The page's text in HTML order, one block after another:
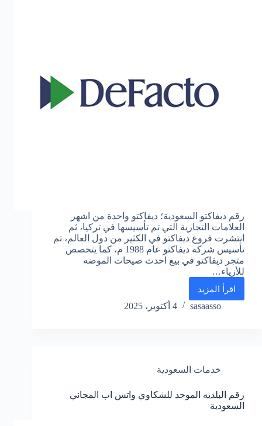
رقم ديفاكتو السعودية؛ ديفاكتو واحدة من اشهر
العلامات التجارية التي تم تأسيسها في تركيا، ثم
انتشرت فروع ديفاكتو في الكثير من دول العالم، تم
تأسيس شركة ديفاكتو عام 1988 م، كما يتخصص
متجر ديفاكتو في بيع احدث صيحات الموضه
للأزياء…
اقرأ المزيد
رقم
ديفاكتو
اب
sasaasso 4 أكتوبر، 2025
خدمات السعودية
رقم البلديه الموحد للشكاوي واتس اب المجاني
السعودية